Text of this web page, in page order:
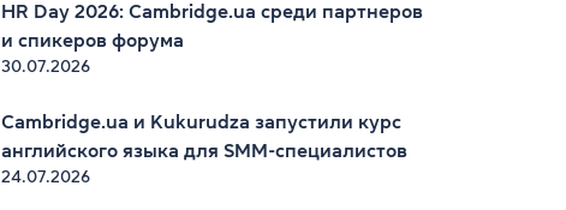
HR Day 2026: Cambridge.ua среди партнеров
и спикеров форума
30.07.2026
Cambridge.ua и Kukurudza запустили курс
английского языка для SMM-специалистов
24.07.2026